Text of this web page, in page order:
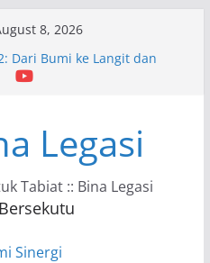
8, 2026
Dari Bumi ke Langit dan
HTELegasi
Tabiat :: Bina Legasi
Sinergi